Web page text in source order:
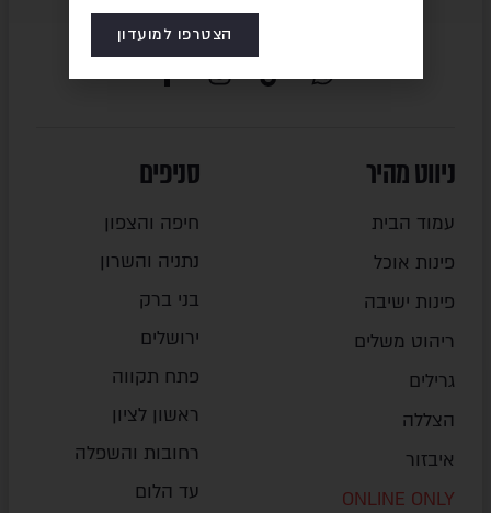
ניווט מהיר
עמוד הבית
פינות אוכל
פינות ישיבה
ריהוט משלים
גרילים
הצללה
איבזור
ONLINE ONLY
סניפים
חיפה והצפון
נתניה והשרון
בני ברק
ירושלים
פתח תקווה
ראשון לציון
רחובות והשפלה
עד הלום
הצטרפו למועדון